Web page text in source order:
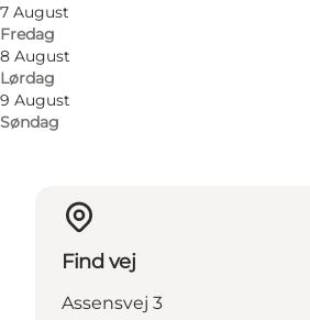
7 August
Fredag
8 August
Lørdag
9 August
Søndag
Find vej
Assensvej 3